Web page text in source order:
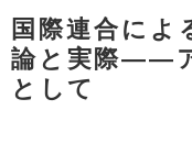
国際連合によ
論と実際――
として